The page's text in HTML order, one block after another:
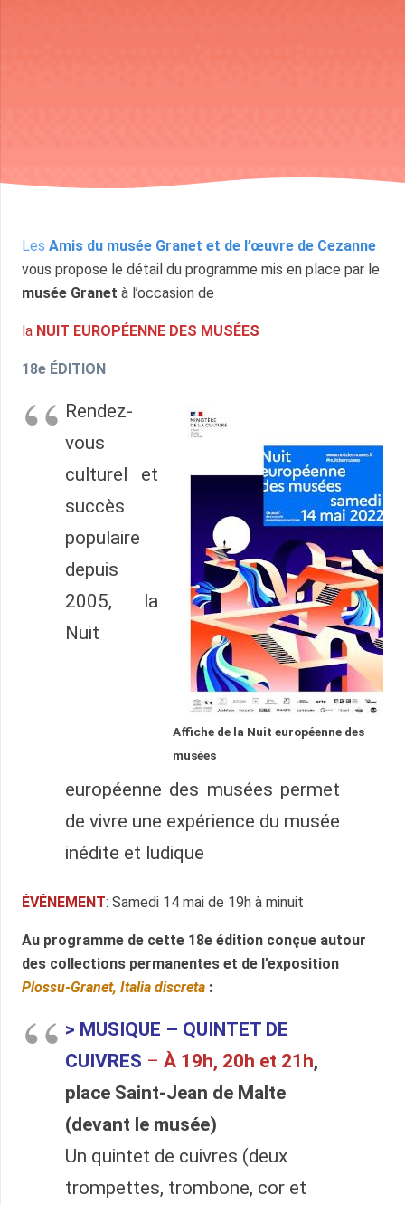
Les Amis du musée Granet et de l’œuvre de Cezanne
vous propose le détail du programme mis en place par le
musée Granet à l’occasion de
la NUIT EUROPÉENNE DES MUSÉES
18e ÉDITION
Affiche de la Nuit européenne des
musées
Rendez-
vous
culturel et
succès
populaire
depuis
2005, la
Nuit
européenne des musées permet
de vivre une expérience du musée
inédite et ludique
ÉVÉNEMENT: Samedi 14 mai de 19h à minuit
Au programme de cette 18e édition conçue autour
des collections permanentes et de l’exposition
Plossu-Granet, Italia discreta :
> MUSIQUE – QUINTET DE
CUIVRES – À 19h, 20h et 21h,
place Saint-Jean de Malte
(devant le musée)
Un quintet de cuivres (deux
trompettes, trombone, cor et